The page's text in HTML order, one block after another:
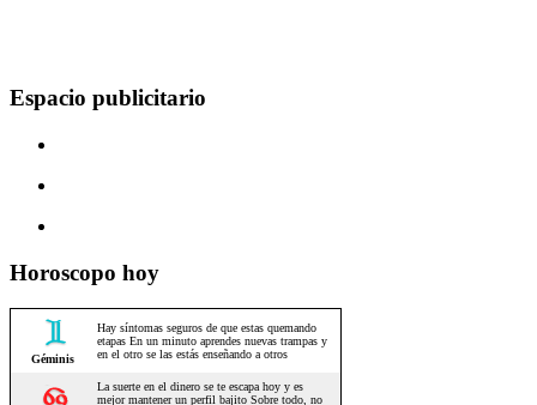
Espacio publicitario
Horoscopo hoy